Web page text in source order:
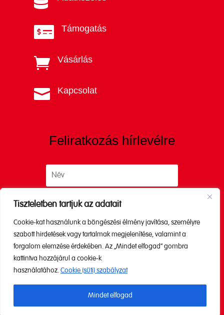
Tiszteletben tartjuk az adatait
Cookie-kat használunk a böngészési élmény javítása, személyre
szabott hirdetések vagy tartalmak megjelenítése, valamint a
forgalom elemzése érdekében. Az „Mindet elfogad” gombra
kattintva hozzájárul a cookie-k
használatához. Cookie (süti) szabályzat
Mindet elfogad
 Támogatás
 Vásárlás
 Kapcsolat
Feliratkozás hírlevélre
Küldés
A küldéssel elfogadod az
tájékoztatónkat.